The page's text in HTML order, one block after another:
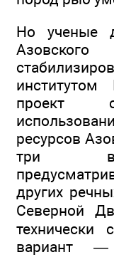
Но ученые
институтом
проект
ресурсов
три
других
Северной
технически
вариант —